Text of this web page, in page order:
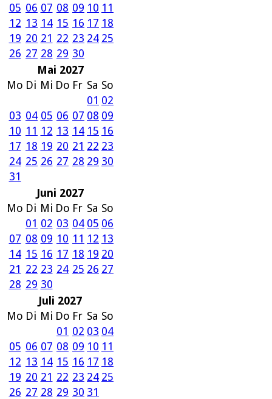
05 06 07 08 09 10 11
12 13 14 15 16 17 18
19 20 21 22 23 24 25
26 27 28 29 30
Mai 2027
Mo Di Mi Do Fr Sa So
01 02
03 04 05 06 07 08 09
10 11 12 13 14 15 16
17 18 19 20 21 22 23
24 25 26 27 28 29 30
31
Juni 2027
Mo Di Mi Do Fr Sa So
01 02 03 04 05 06
07 08 09 10 11 12 13
14 15 16 17 18 19 20
21 22 23 24 25 26 27
28 29 30
Juli 2027
Mo Di Mi Do Fr Sa So
01 02 03 04
05 06 07 08 09 10 11
12 13 14 15 16 17 18
19 20 21 22 23 24 25
26 27 28 29 30 31